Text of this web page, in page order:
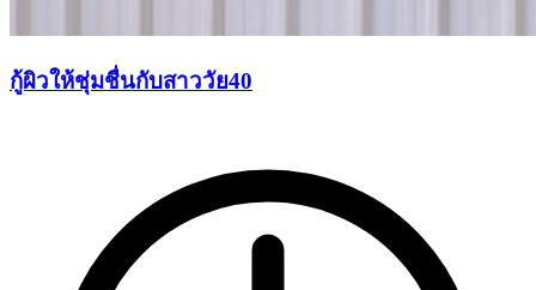
กู้ผิวให้ชุ่มชื่นกับสาววัย40